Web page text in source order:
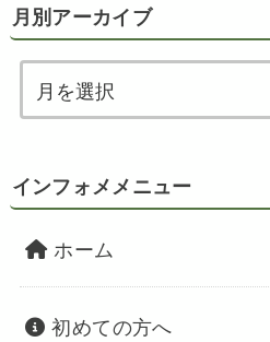
月別アーカイブ
インフォメメニュー
ホーム
初めての方へ